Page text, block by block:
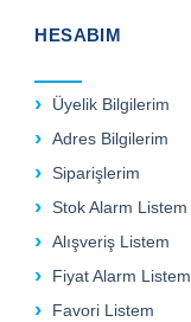
HESABIM
Üyelik Bilgilerim
Adres Bilgilerim
Siparişlerim
Stok Alarm Listem
Alışveriş Listem
Fiyat Alarm Listem
Favori Listem